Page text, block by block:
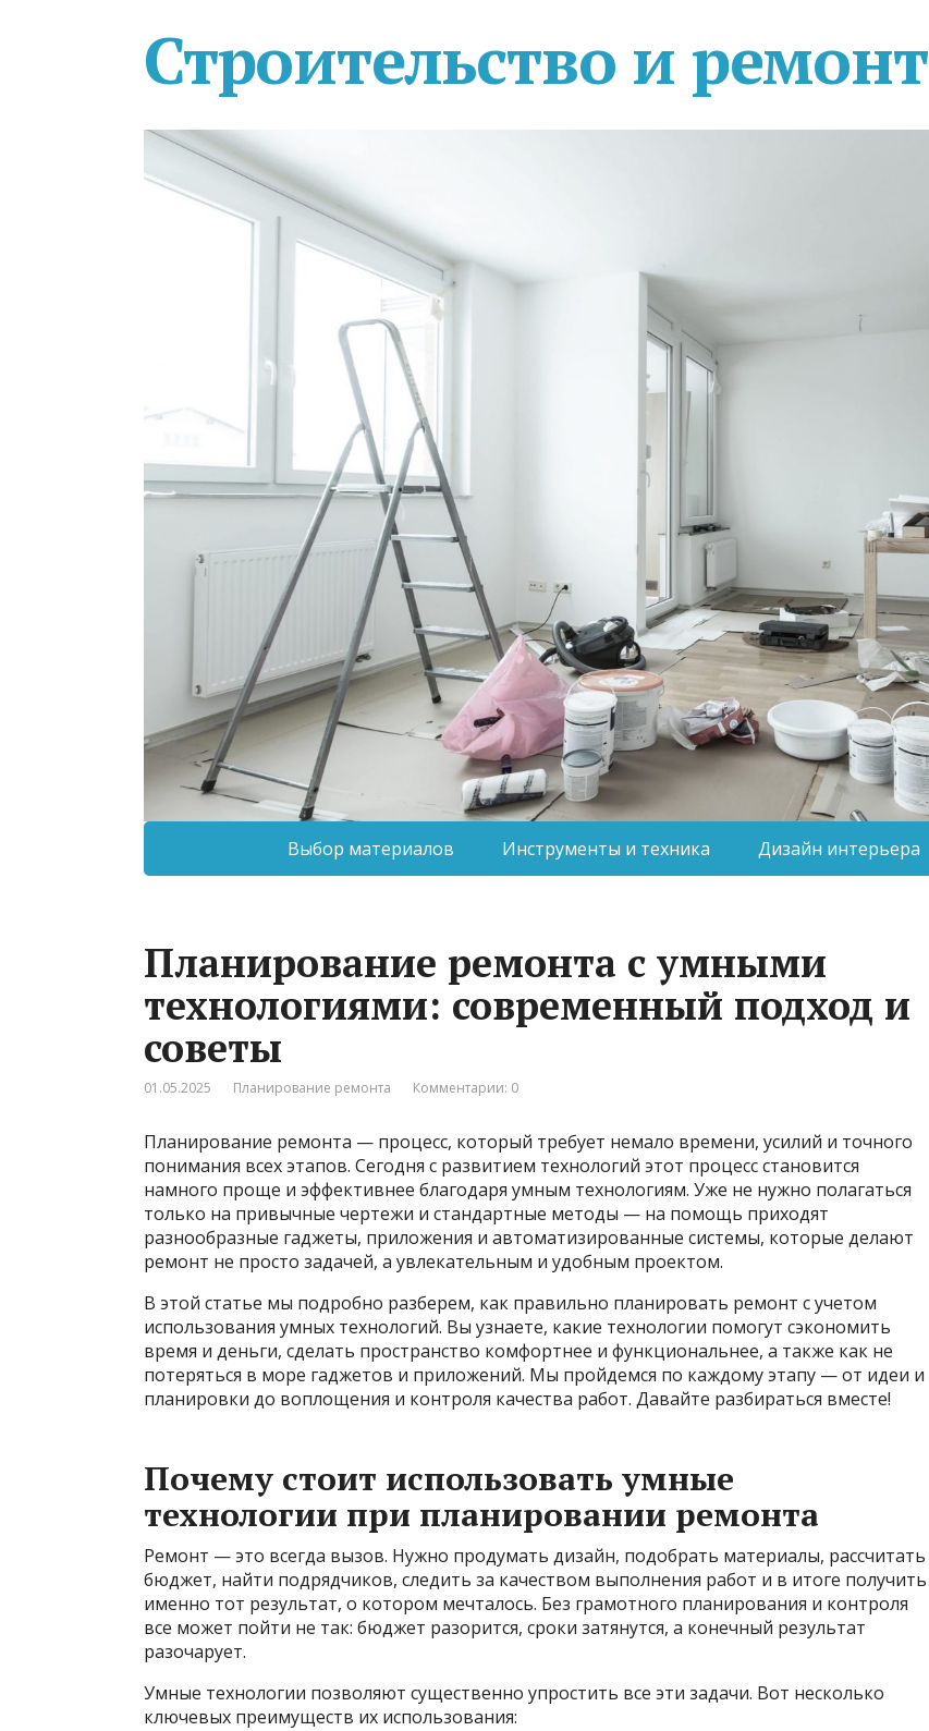
Строительство и ремонт
Выбор материалов Инструменты и техника Дизайн интерьера
Планирование ремонта с умными
технологиями: современный подход и
советы
01.05.2025 Планирование ремонта Комментарии: 0
Планирование ремонта — процесс, который требует немало времени, усилий и точного
понимания всех этапов. Сегодня с развитием технологий этот процесс становится
намного проще и эффективнее благодаря умным технологиям. Уже не нужно полагаться
только на привычные чертежи и стандартные методы — на помощь приходят
разнообразные гаджеты, приложения и автоматизированные системы, которые делают
ремонт не просто задачей, а увлекательным и удобным проектом.
В этой статье мы подробно разберем, как правильно планировать ремонт с учетом
использования умных технологий. Вы узнаете, какие технологии помогут сэкономить
время и деньги, сделать пространство комфортнее и функциональнее, а также как не
потеряться в море гаджетов и приложений. Мы пройдемся по каждому этапу — от идеи и
планировки до воплощения и контроля качества работ. Давайте разбираться вместе!
Почему стоит использовать умные
технологии при планировании ремонта
Ремонт — это всегда вызов. Нужно продумать дизайн, подобрать материалы, рассчитать
бюджет, найти подрядчиков, следить за качеством выполнения работ и в итоге получить
именно тот результат, о котором мечталось. Без грамотного планирования и контроля
все может пойти не так: бюджет разорится, сроки затянутся, а конечный результат
разочарует.
Умные технологии позволяют существенно упростить все эти задачи. Вот несколько
ключевых преимуществ их использования: